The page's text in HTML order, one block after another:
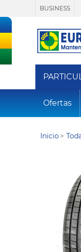
BUSINESS
Ofertas
Inicio